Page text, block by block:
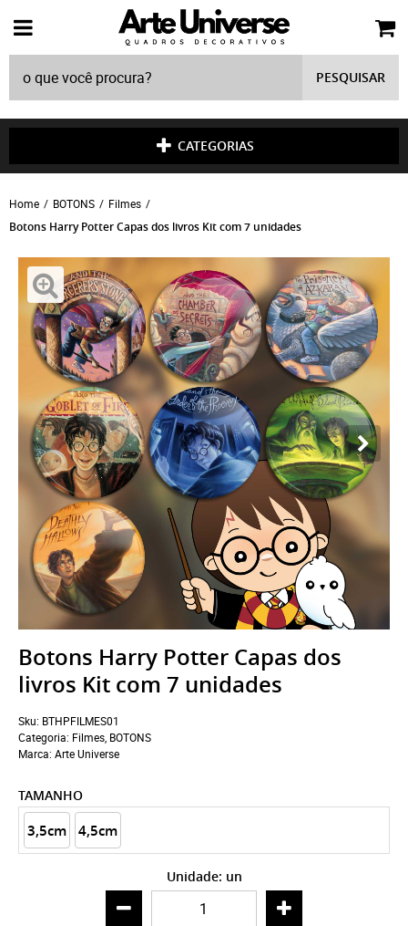
PESQUISAR
CATEGORIAS
Home BOTONS Filmes
Botons Harry Potter Capas dos livros Kit com 7 unidades
Botons Harry Potter Capas dos
livros Kit com 7 unidades
Sku: BTHPFILMES01
Categoria: Filmes, BOTONS
Marca: Arte Universe
TAMANHO
3,5cm 4,5cm
Unidade: un